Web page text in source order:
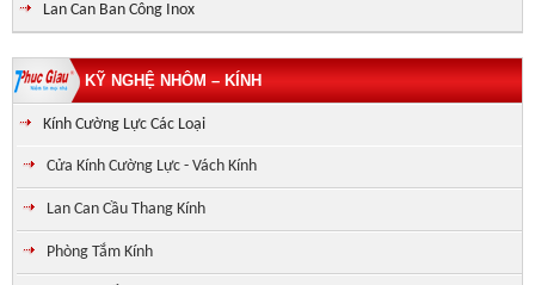
Lan Can Ban Công Inox
KỸ NGHỆ NHÔM – KÍNH
Kính Cường Lực Các Loại
Cửa Kính Cường Lực - Vách Kính
Lan Can Cầu Thang Kính
Phòng Tắm Kính